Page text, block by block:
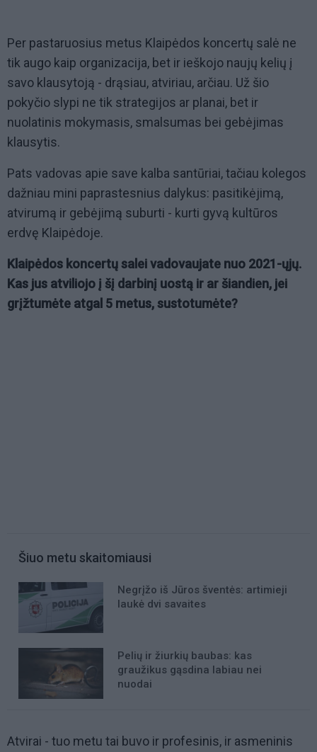
Per pastaruosius metus Klaipėdos koncertų salė ne
tik augo kaip organizacija, bet ir ieškojo naujų kelių į
savo klausytoją - drąsiau, atviriau, arčiau. Už šio
pokyčio slypi ne tik strategijos ar planai, bet ir
nuolatinis mokymasis, smalsumas bei gebėjimas
klausytis.
Pats vadovas apie save kalba santūriai, tačiau kolegos
dažniau mini paprastesnius dalykus: pasitikėjimą,
atvirumą ir gebėjimą suburti - kurti gyvą kultūros
erdvę Klaipėdoje.
Klaipėdos koncertų salei vadovaujate nuo 2021-ųjų.
Kas jus atviliojo į šį darbinį uostą ir ar šiandien, jei
grįžtumėte atgal 5 metus, sustotumėte?
Šiuo metu skaitomiausi
Negrįžo iš Jūros šventės: artimieji
laukė dvi savaites
Pelių ir žiurkių baubas: kas
graužikus gąsdina labiau nei
nuodai
Atvirai - tuo metu tai buvo ir profesinis, ir asmeninis